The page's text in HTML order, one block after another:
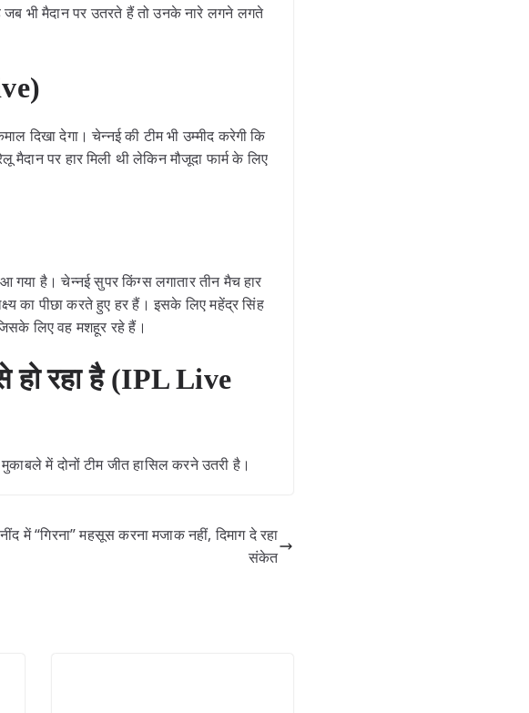
भी मैदान पर उतरते हैं तो उनके नारे लगने लगते
दिखा देगा। चेन्नई की टीम भी उम्मीद करेगी कि
पर हार मिली थी लेकिन मौजूदा फार्म के लिए
है। चेन्नई सुपर किंग्स लगातार तीन मैच हार
का पीछा करते हुए हर हैं। इसके लिए महेंद्र सिंह
लिए वह मशहूर रहे हैं।
हो रहा है (IPL Live
में दोनों टीम जीत हासिल करने उतरी है।
में “गिरना” महसूस करना मजाक नहीं, दिमाग दे रहा
संकेत